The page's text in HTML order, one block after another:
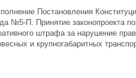
Постановления
№5-П. Принятие законопроекта
штрафа за нарушение
и крупногабаритных